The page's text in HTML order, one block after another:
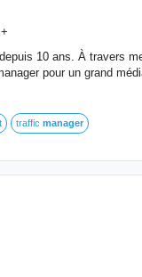
10 ans. À travers
pour un grand
traffic manager